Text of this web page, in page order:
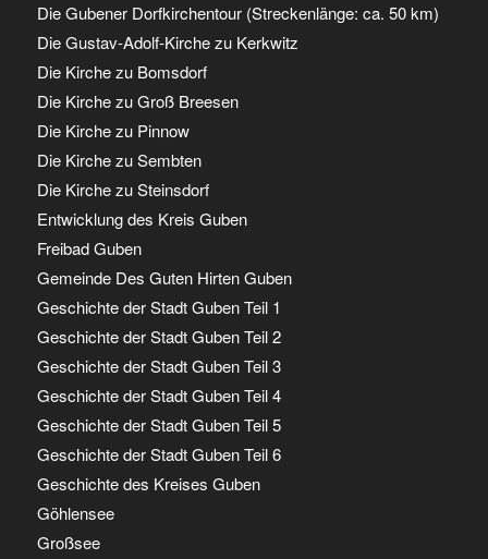
Die Gubener Dorfkirchentour (Streckenlänge: ca. 50 km)
Die Gustav-Adolf-Kirche zu Kerkwitz
Die Kirche zu Bomsdorf
Die Kirche zu Groß Breesen
Die Kirche zu Pinnow
Die Kirche zu Sembten
Die Kirche zu Steinsdorf
Entwicklung des Kreis Guben
Freibad Guben
Gemeinde Des Guten Hirten Guben
Geschichte der Stadt Guben Teil 1
Geschichte der Stadt Guben Teil 2
Geschichte der Stadt Guben Teil 3
Geschichte der Stadt Guben Teil 4
Geschichte der Stadt Guben Teil 5
Geschichte der Stadt Guben Teil 6
Geschichte des Kreises Guben
Göhlensee
Großsee